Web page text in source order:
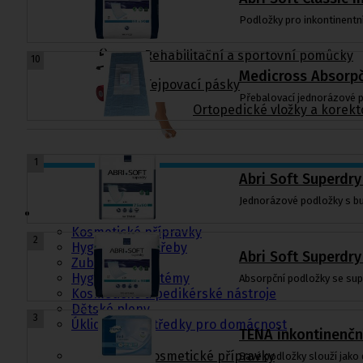
Rehabilitační a sportovní pomůcky
Tejpovací pásky
Ortopedické vložky a
Kosmetika a
hygiena, Dětské
pleny
Kosmetické přípravky
Hygienické potřeby
Zubní hygiena
Hygienické systémy
Kosmetické a pedikérské nástroje
Dětské pleny
Úklidové prostředky pro domácnost
Kosmetické přípravky
Podložky pro
10
Medicross
Přebalovací jednorázové
1
Abri Soft
Jednorázové podložky s
2
Abri Soft
Absorpční podložky se
3
TENA
Savé podložky slouží